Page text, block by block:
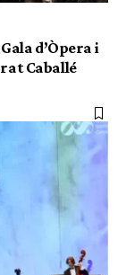
d’Òpera i
Caballé